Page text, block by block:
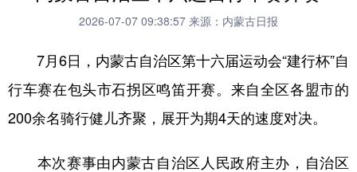
财经 网评
台湾 思客智库 全球连线 教育
科技 科创 量子 体育
文化 书画 健康 军事
访谈 视频 图片 政务
2026-07-07 09:38:57 来源：内蒙古日报
7月6日，内蒙古自治区第十六届运动会“建行杯”自
行车赛在包头市石拐区鸣笛开赛。来自全区各盟市的
200余名骑行健儿齐聚，展开为期4天的速度对决。
本次赛事由内蒙古自治区人民政府主办，自治区